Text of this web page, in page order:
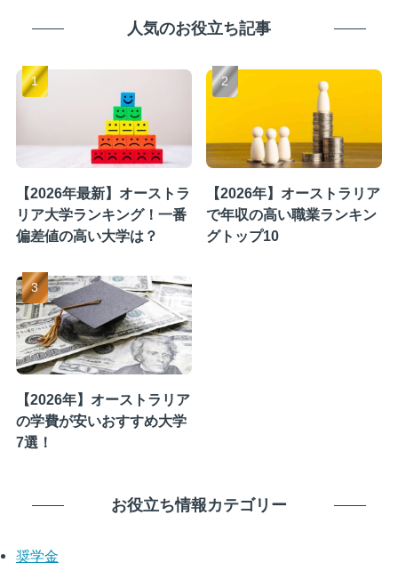
人気のお役立ち記事
【2026年最新】オーストラ
リア大学ランキング！一番
偏差値の高い大学は？
【2026年】オーストラリア
で年収の高い職業ランキン
グトップ10
【2026年】オーストラリア
の学費が安いおすすめ大学
7選！
お役立ち情報カテゴリー
奨学金